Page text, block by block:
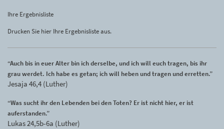
Ihre Ergebnisliste
Drucken Sie hier Ihre Ergebnisliste aus.
“Auch bis in euer Alter bin ich derselbe, und ich will euch tragen, bis ihr
grau werdet. Ich habe es getan; ich will heben und tragen und erretten.”
Jesaja 46,4 (Luther)
“Was sucht ihr den Lebenden bei den Toten? Er ist nicht hier, er ist
auferstanden.”
Lukas 24,5b-6a (Luther)